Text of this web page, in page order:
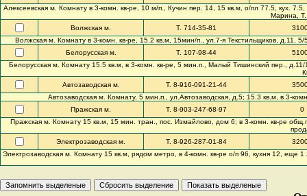
Алексеевская м. Комнату в 3-комн. кв-ре, 10 м/п., Кучин пер. 14, 15 кв.м, о/пл 77.5, кух.
Марина, Т.
Волжская м.
Т. 714-35-81
Волжская м. Комнату в 3-комн. кв-ре, 15.2 кв.м, 15мин/п., ул.7-я Текстильщиков, д.11,
Белорусская м.
Т. 107-98-44
Белорусская м. Комнату 15.5 кв.м, в 3-комн. кв-ре, 5 мин.п., Малый Тишинский пер.,
Автозаводская м.
Т. 8-916-091-21-44
Автозаводская м. Комнату, 5 мин.п., ул.Автозаводская, д.5; 15.3 кв.м, в 3-
Пражская м.
Т. 8-903-247-68-97
0
Пражская м. Комнату 15 кв.м, 15 мин. тран., пос. Измайлово, дом 6; в 3-комн. кв-ре
Электрозаводская м.
Т. 8-926-287-01-84
Электрозаводская м. Комнату 15 кв.м, рядом метро, в 4-комн. кв-ре о/п 96, кухня 12,